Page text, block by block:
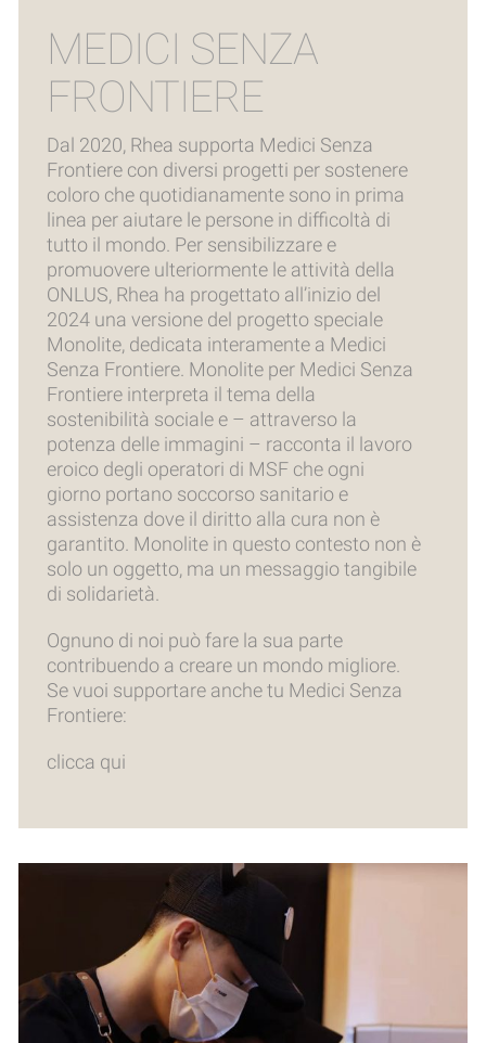
MEDICI SENZA
FRONTIERE
Dal 2020, Rhea supporta Medici Senza
Frontiere con diversi progetti per sostenere
coloro che quotidianamente sono in prima
linea per aiutare le persone in difficoltà di
tutto il mondo. Per sensibilizzare e
promuovere ulteriormente le attività della
ONLUS, Rhea ha progettato all’inizio del
2024 una versione del progetto speciale
Monolite, dedicata interamente a Medici
Senza Frontiere. Monolite per Medici Senza
Frontiere interpreta il tema della
sostenibilità sociale e – attraverso la
potenza delle immagini – racconta il lavoro
eroico degli operatori di MSF che ogni
giorno portano soccorso sanitario e
assistenza dove il diritto alla cura non è
garantito. Monolite in questo contesto non è
solo un oggetto, ma un messaggio tangibile
di solidarietà.
Ognuno di noi può fare la sua parte
contribuendo a creare un mondo migliore.
Se vuoi supportare anche tu Medici Senza
Frontiere:
clicca qui